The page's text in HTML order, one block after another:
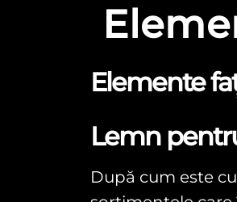
Elemente
Lemn
După cum este